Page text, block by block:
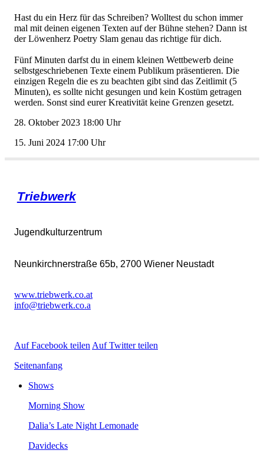
HastdueinHerzfürdasSchreiben?Wolltestduschonimmer
malmitdeineneigenenTextenaufderBühnestehen?Dannist
derLöwenherzPoetrySlamgenaudasrichtigefürdich.
FünfMinutendarfstduineinemkleinenWettbewerbdeine
selbstgeschriebenenTexteeinemPublikumpräsentieren.Die
einzigenRegelndieeszubeachtengibtsinddasZeitlimit(5
Minuten),essolltenichtgesungenundkeinKostümgetragen
werden.SonstsindeurerKreativitätkeineGrenzengesetzt.
28.Oktober202318:00Uhr
15.Juni202417:00Uhr
Triebwerk
Jugendkulturzentrum
Neunkirchnerstraße65b,2700WienerNeustadt
www.triebwerk.co.at
info@triebwerk.co.a
AufFacebookteilenAufTwitterteilen
Seitenanfang
Shows
MorningShow
Dalia’sLateNightLemonade
Davidecks